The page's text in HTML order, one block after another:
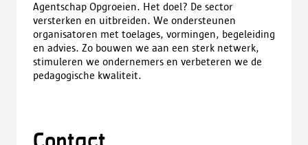
Agentschap Opgroeien. Het doel? De sector
versterken en uitbreiden. We ondersteunen
organisatoren met toelages, vormingen, begeleiding
en advies. Zo bouwen we aan een sterk netwerk,
stimuleren we ondernemers en verbeteren we de
pedagogische kwaliteit.